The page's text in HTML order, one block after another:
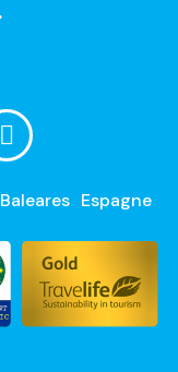
Baleares Espagne